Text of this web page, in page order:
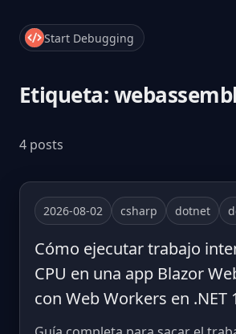
Start Debugging
Etiqueta:
4 posts
2026-08-02 csharp dotnet
Cómo ejecutar trabajo
CPU en una app Blazor
con Web Workers en .NET